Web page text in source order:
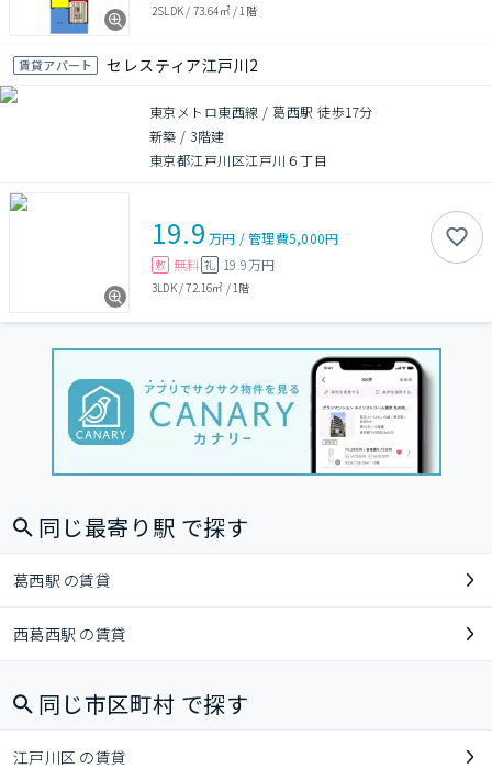
2SLDK / 73.64㎡/ 1階
賃貸アパート セレスティア江戸川2
東京メトロ東西線 / 葛西駅 徒歩17分
新築 / 3階建
東京都江戸川区江戸川６丁目
19.9 万円 /管理費5,000円
敷 無料 礼 19.9万円
3LDK/72.16㎡ / 1階
同じ最寄り駅 で探す
葛西駅 の賃貸
西葛西駅 の賃貸
同じ市区町村 で探す
江戸川区 の賃貸